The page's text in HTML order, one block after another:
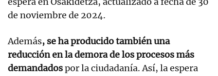
de noviembre de 2024.
Además, se ha producido también una
reducción en la demora de los procesos más
demandadospor la ciudadanía. Así, la espera